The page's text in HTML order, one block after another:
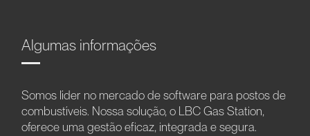
Algumas informações
Somos líder no mercado de software para postos de
combustíveis. Nossa solução, o LBC Gas Station,
oferece uma gestão eficaz, integrada e segura.